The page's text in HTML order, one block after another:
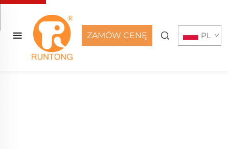
ZAMÓW CENĘ PL